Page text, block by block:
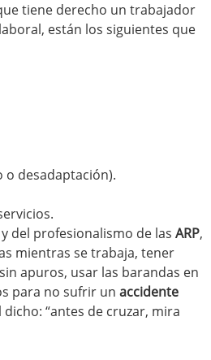
tiene derecho un trabajador
están los siguientes que
o desadaptación).
y del profesionalismo de las ARP,
mientras se trabaja, tener
apuros, usar las barandas en
para no sufrir un accidente
dicho: “antes de cruzar, mira